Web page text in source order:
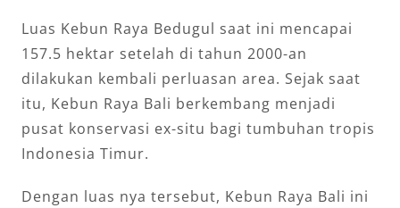
Luas Kebun Raya Bedugul saat ini mencapai
157.5 hektar setelah di tahun 2000-an
dilakukan kembali perluasan area. Sejak saat
itu, Kebun Raya Bali berkembang menjadi
pusat konservasi ex-situ bagi tumbuhan tropis
Indonesia Timur.
Dengan luas nya tersebut, Kebun Raya Bali ini